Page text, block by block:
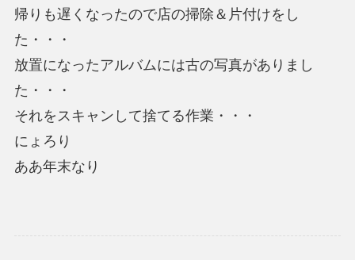
帰りも遅くなったので店の掃除＆片付けをし
た・・・
放置になったアルバムには古の写真がありまし
た・・・
それをスキャンして捨てる作業・・・
にょろり
ああ年末なり